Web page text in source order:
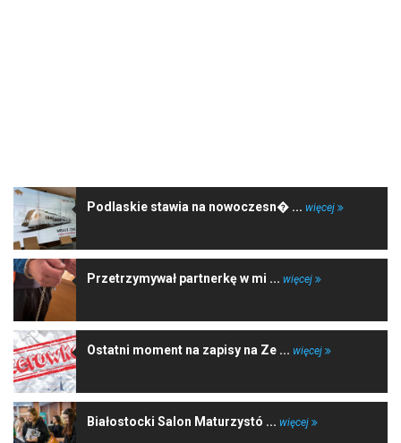
Podlaskie stawia na nowoczesn� ... więcej
Przetrzymywał partnerkę w mi ... więcej
Ostatni moment na zapisy na Ze ... więcej
Białostocki Salon Maturzystó ... więcej